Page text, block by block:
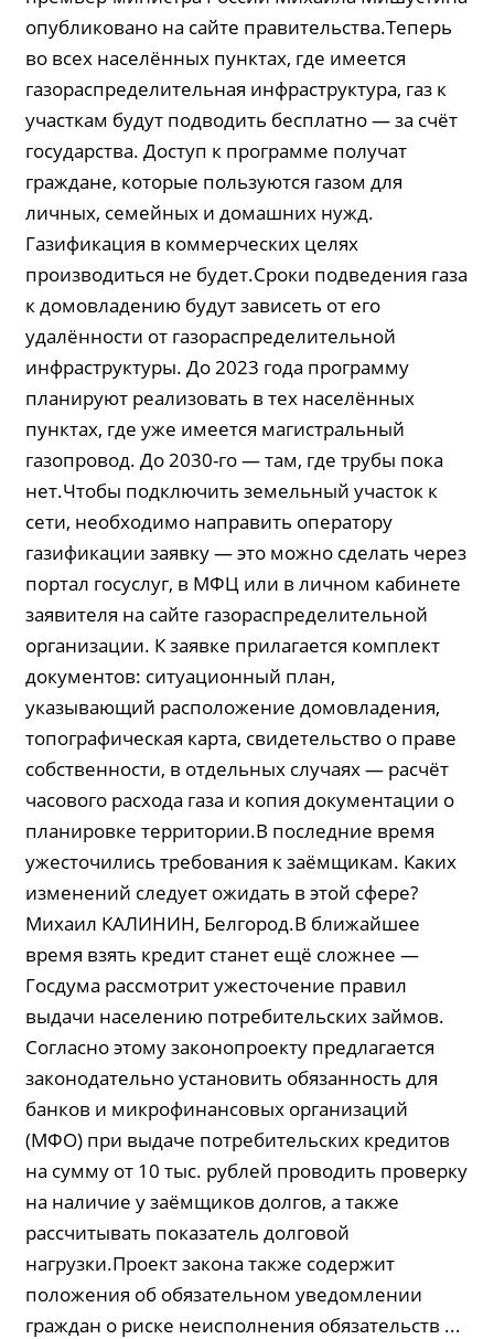
опубликовано на сайте правительства.Теперь
во всех населённых пунктах, где имеется
газораспределительная инфраструктура, газ к
участкам будут подводить бесплатно — за счёт
государства. Доступ к программе получат
граждане, которые пользуются газом для
личных, семейных и домашних нужд.
Газификация в коммерческих целях
производиться не будет.Сроки подведения газа
к домовладению будут зависеть от его
удалённости от газораспределительной
инфраструктуры. До 2023 года программу
планируют реализовать в тех населённых
пунктах, где уже имеется магистральный
газопровод. До 2030-го — там, где трубы пока
нет.Чтобы подключить земельный участок к
сети, необходимо направить оператору
газификации заявку — это можно сделать через
портал госуслуг, в МФЦ или в личном кабинете
заявителя на сайте газораспределительной
организации. К заявке прилагается комплект
документов: ситуационный план,
указывающий расположение домовладения,
топографическая карта, свидетельство о праве
собственности, в отдельных случаях — расчёт
часового расхода газа и копия документации о
планировке территории.В последние время
ужесточились требования к заёмщикам. Каких
изменений следует ожидать в этой сфере?
Михаил КАЛИНИН, Белгород.В ближайшее
время взять кредит станет ещё сложнее —
Госдума рассмотрит ужесточение правил
выдачи населению потребительских займов.
Согласно этому законопроекту предлагается
законодательно установить обязанность для
банков и микрофинансовых организаций
(МФО) при выдаче потребительских кредитов
на сумму от 10 тыс. рублей проводить проверку
на наличие у заёмщиков долгов, а также
рассчитывать показатель долговой
нагрузки.Проект закона также содержит
положения об обязательном уведомлении
граждан о риске неисполнения обязательств ...